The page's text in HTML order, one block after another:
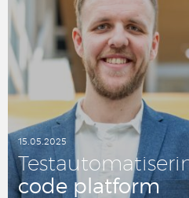
15.05.2025
code plat­form